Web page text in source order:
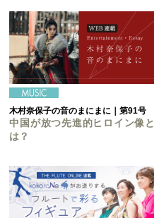
木村奈保子の音のまにまに｜第91号
中国が放つ先進的ヒロイン像と
は？